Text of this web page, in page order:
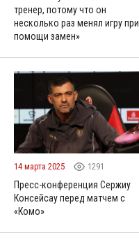
тренер, потому что он
несколько раз менял игру при
помощи замен»
14 марта 2025 1291
Пресс-конференция Сержиу
Консейсау перед матчем с
«Комо»